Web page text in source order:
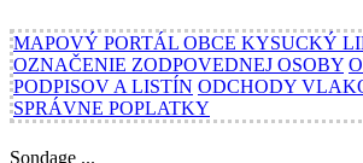
MAPOVÝ PORTÁL OBCE KYSUCKÝ
OZNAČENIE ZODPOVEDNEJ OSOBY
PODPISOV A LISTÍN ODCHODY
SPRÁVNE POPLATKY
Sondage ...